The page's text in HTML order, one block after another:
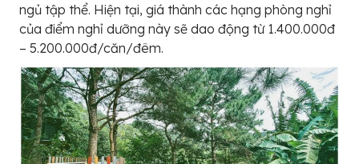
ngủ tập thể. Hiện tại, giá thành các hạng phòng nghỉ
của điểm nghỉ dưỡng này sẽ dao động từ 1.400.000đ
– 5.200.000đ/căn/đêm.